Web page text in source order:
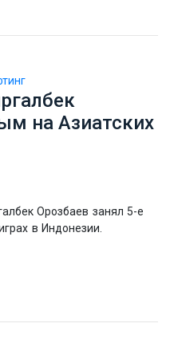
на Азиатских
Орозбаев занял 5-е
в Индонезии.